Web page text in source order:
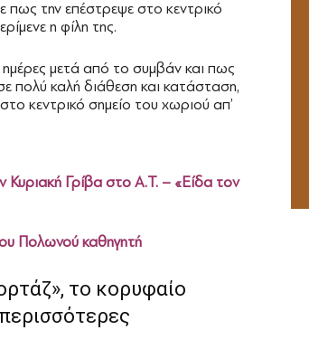
πως την επέστρεψε στο κεντρικό
η φίλη της.
μετά από το συμβάν και πως
πολύ καλή διάθεση και κατάσταση,
κεντρικό σημείο του χωριού απ’
Κυριακή Γρίβα στο Α.Τ. – «Είδα τον
Πολωνού καθηγητή
το κορυφαίο